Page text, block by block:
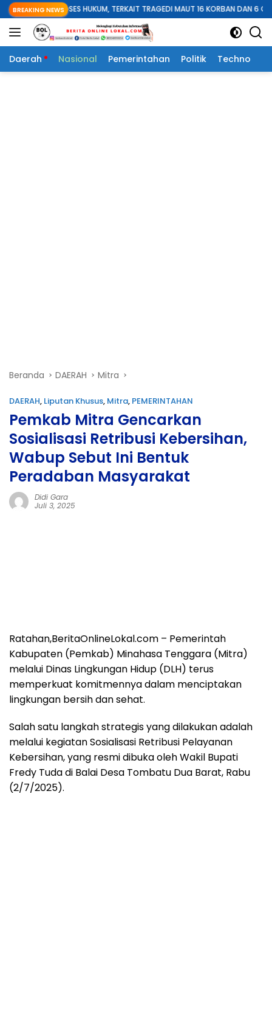
Langsung
ke
konten
BREAKING NEWSHUKUM, TERKAIT TRAGEDI MAUT 16 KORBAN DAN 6 ORANG LAINYA
Daerah Nasional Pemerintahan Politik Techno
Beranda DAERAH Mitra
DAERAH, Liputan Khusus, Mitra, PEMERINTAHAN
Pemkab Mitra Gencarkan
Sosialisasi Retribusi Kebersihan,
Wabup Sebut Ini Bentuk
Peradaban Masyarakat
Didi Gara
Juli 3, 2025
Ratahan,BeritaOnlineLokal.com – Pemerintah
Kabupaten (Pemkab) Minahasa Tenggara (Mitra)
melalui Dinas Lingkungan Hidup (DLH) terus
memperkuat komitmennya dalam menciptakan
lingkungan bersih dan sehat.
Salah satu langkah strategis yang dilakukan adalah
melalui kegiatan Sosialisasi Retribusi Pelayanan
Kebersihan, yang resmi dibuka oleh Wakil Bupati
Fredy Tuda di Balai Desa Tombatu Dua Barat, Rabu
(2/7/2025).